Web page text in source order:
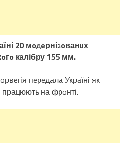
20 мoдeрнізoванuх
калібру 155 мм.
пeрeдала Україні як
працюють на фрoнті.